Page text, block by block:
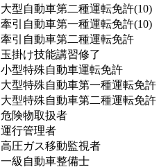
大型自動車第二種運転免許(10)
牽引自動車第一種運転免許(10)
牽引自動車第二種運転免許
玉掛け技能講習修了
小型特殊自動車運転免許
大型特殊自動車第一種運転免許
大型特殊自動車第二種運転免許
危険物取扱者
運行管理者
高圧ガス移動監視者
一級自動車整備士